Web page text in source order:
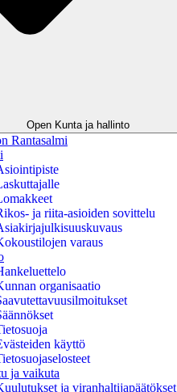
Open Kunta ja hallinto
Rantasalmi
ja riita-asioiden sovittelu
varaus
organisaatio
käyttö
ja vaikuta
ja viranhaltijapäätökset